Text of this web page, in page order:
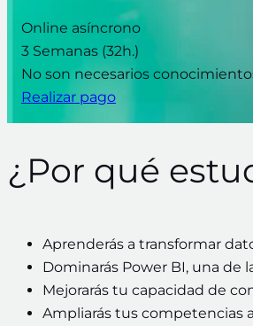
Online asíncrono
3 Semanas (32h.)
No son necesarios
Realizar pago
¿Por qué
Aprenderás a transformar
Dominarás Power BI, una de
Mejorarás tu capacidad de
Ampliarás tus competencias